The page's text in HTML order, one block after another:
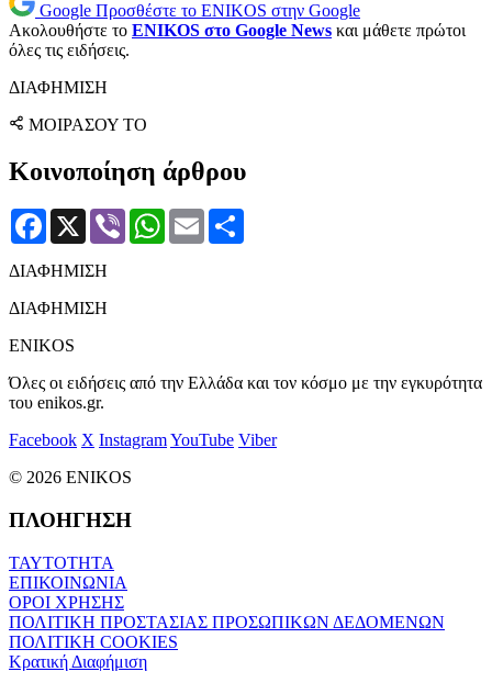
Google Προσθέστε το ENIKOS στην Google
Ακολουθήστε το ENIKOS στο Google News και μάθετε πρώτοι
όλες τις ειδήσεις.
ΔΙΑΦΗΜΙΣΗ
ΜΟΙΡΑΣΟΥ ΤΟ
Κοινοποίηση άρθρου
Facebook
X Viber WhatsApp
Email
ΔΙΑΦΗΜΙΣΗ
ΔΙΑΦΗΜΙΣΗ
ENIKOS
Όλες οι ειδήσεις από την Ελλάδα και τον κόσμο με την εγκυρότητα
του enikos.gr.
Facebook X InstagramYouTube Viber
© 2026 ENIKOS
ΠΛΟΗΓΗΣΗ
ΤΑΥΤΟΤΗΤΑ
ΕΠΙΚΟΙΝΩΝΙΑ
ΟΡΟΙ ΧΡΗΣΗΣ
ΠΟΛΙΤΙΚΗ ΠΡΟΣΤΑΣΙΑΣ ΠΡΟΣΩΠΙΚΩΝ ΔΕΔΟΜΕΝΩΝ
ΠΟΛΙΤΙΚΗ COOKIES
Κρατική Διαφήμιση